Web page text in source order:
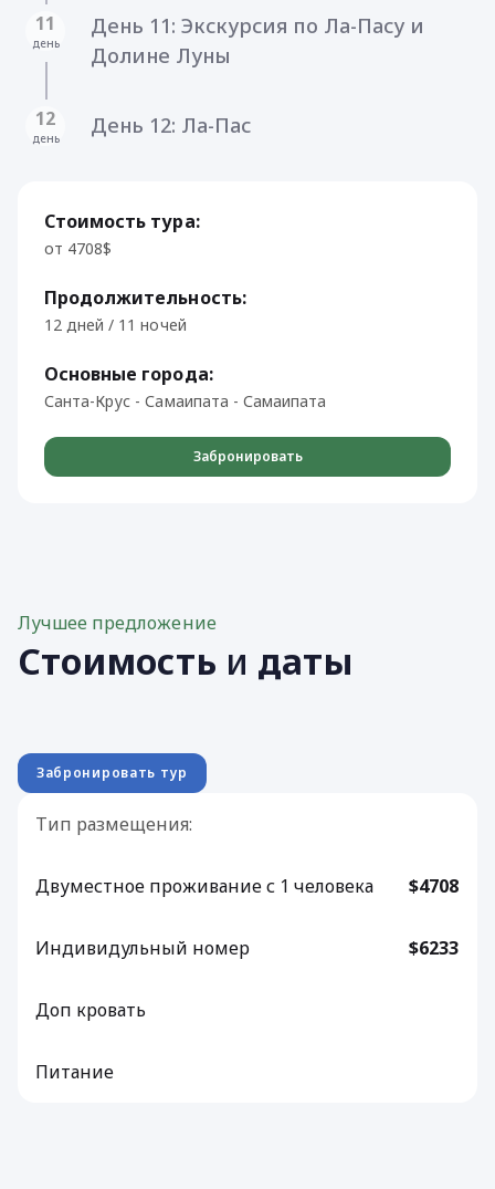
11
день
День 11: Экскурсия по Ла-Пасу и
Долине Луны
12
день День 12: Ла-Пас
Стоимость тура:
от 4708$
Продолжительность:
12 дней / 11 ночей
Основные города:
Санта-Крус - Самаипата - Самаипата
Забронировать
Тип размещения:
Двуместное проживание с 1 человека $4708
Индивидульный номер $6233
Доп кровать
Питание
Лучшее предложение
Стоимость и даты
Забронировать тур